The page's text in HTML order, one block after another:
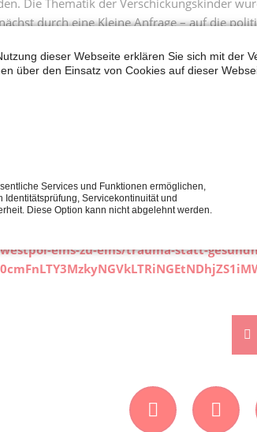
durch eine Kleine Anfrage – auf die
ein System um Kinder nach dem
daraus geworden zu sein, in dem
und zwölf Millionen Kinder verschickt.
WDR in der Mediathek nachschauen, um
eins-zu-eins/trauma-statt-
dieser Webseite erklären Sie sich mit der
über den Einsatz von Cookies auf dieser
Services und Funktionen ermöglichen,
Identitätsprüfung, Servicekontinuität und
Diese Option kann nicht abgelehnt werden.